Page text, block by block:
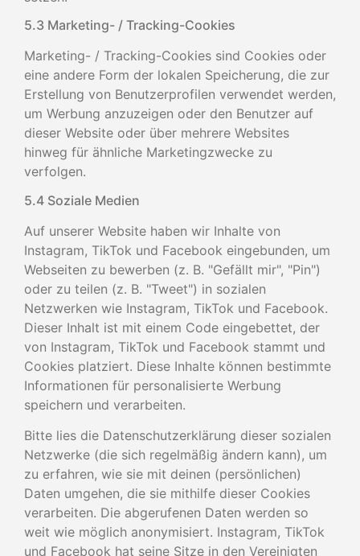
5.3 Marketing- / Tracking-Cookies
Marketing- / Tracking-Cookies sind Cookies oder
eine andere Form der lokalen Speicherung, die zur
Erstellung von Benutzerprofilen verwendet werden,
um Werbung anzuzeigen oder den Benutzer auf
dieser Website oder über mehrere Websites
hinweg für ähnliche Marketingzwecke zu
verfolgen.
5.4 Soziale Medien
Auf unserer Website haben wir Inhalte von
Instagram, TikTok und Facebook eingebunden, um
Webseiten zu bewerben (z. B. "Gefällt mir", "Pin")
oder zu teilen (z. B. "Tweet") in sozialen
Netzwerken wie Instagram, TikTok und Facebook.
Dieser Inhalt ist mit einem Code eingebettet, der
von Instagram, TikTok und Facebook stammt und
Cookies platziert. Diese Inhalte können bestimmte
Informationen für personalisierte Werbung
speichern und verarbeiten.
Bitte lies die Datenschutzerklärung dieser sozialen
Netzwerke (die sich regelmäßig ändern kann), um
zu erfahren, wie sie mit deinen (persönlichen)
Daten umgehen, die sie mithilfe dieser Cookies
verarbeiten. Die abgerufenen Daten werden so
weit wie möglich anonymisiert. Instagram, TikTok
und Facebook hat seine Sitze in den Vereinigten